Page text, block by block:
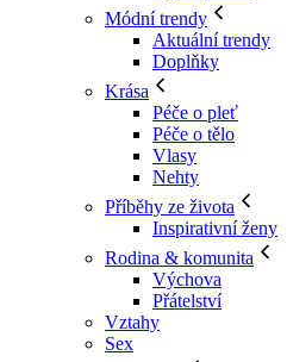
Módní trendy
Aktuální trendy
Doplňky
Krása
Péče o pleť
Péče o tělo
Vlasy
Nehty
Příběhy ze života
Inspirativní ženy
Rodina & komunita
Výchova
Přátelství
Vztahy
Sex